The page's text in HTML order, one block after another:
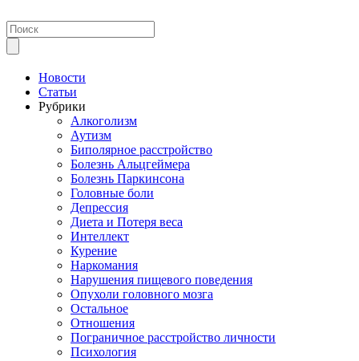
Новости
Статьи
Рубрики
Алкоголизм
Аутизм
Биполярное расстройство
Болезнь Альцгеймера
Болезнь Паркинсона
Головные боли
Депрессия
Диета и Потеря веса
Интеллект
Курение
Наркомания
Нарушения пищевого поведения
Опухоли головного мозга
Остальное
Отношения
Пограничное расстройство личности
Психология